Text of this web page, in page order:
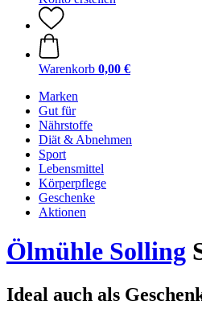
Warenkorb 0,00 €
Marken
Gut für
Nährstoffe
Diät & Abnehmen
Sport
Lebensmittel
Körperpflege
Geschenke
Aktionen
Ölmühle Solling
Ideal auch als